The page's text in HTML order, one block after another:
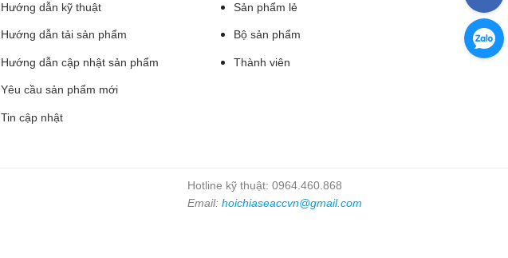
Hướng dẫn kỹ thuật
Hướng dẫn tải sản phẩm
Hướng dẫn cập nhật sản phẩm
Yêu cầu sản phẩm mới
Tin cập nhật
Sản phẩm lẻ
Bộ sản phẩm
Thành viên
Hotline kỹ thuật: 0964.460.868
Email: hoichiaseaccvn@gmail.com